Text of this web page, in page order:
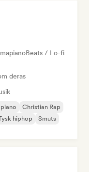
Beats / Lo-fi
deras
Christian Rap
hiphop
Smuts